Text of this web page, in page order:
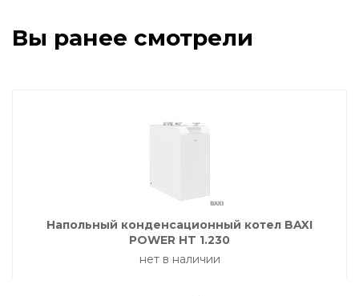
Viessmann
Настенные конденсационные котлы
Напольные конденсационные котлы
Водонагреватели
Вы ранее смотрели
Напольный конденсационный котел BAXI
POWER HT 1.230
нет в наличии